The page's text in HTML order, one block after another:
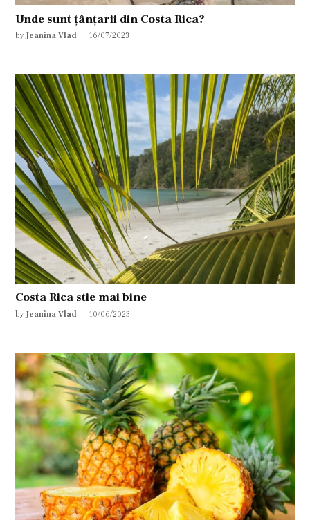
Unde sunt țânțarii din Costa Rica?
by Jeanina Vlad 16/07/2023
Costa Rica stie mai bine
by Jeanina Vlad 10/06/2023